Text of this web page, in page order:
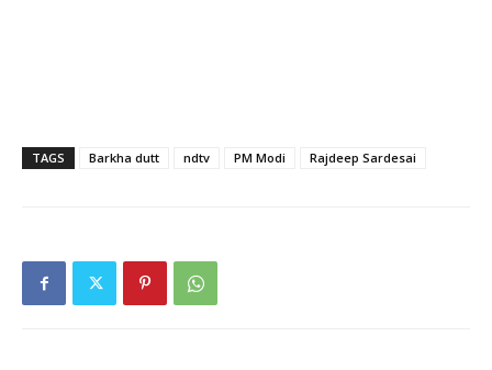
TAGS Barkha dutt ndtv PM Modi Rajdeep Sardesai